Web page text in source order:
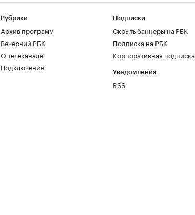
Рубрики
Архив программ
Вечерний РБК
О телеканале
Подключение
Подписки
Скрыть баннеры на РБК
Подписка на РБК
Корпоративная подписка
Уведомления
RSS